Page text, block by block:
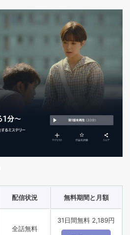
配信状況 無料期間と月額
全話無料
31日間無料 2,189円